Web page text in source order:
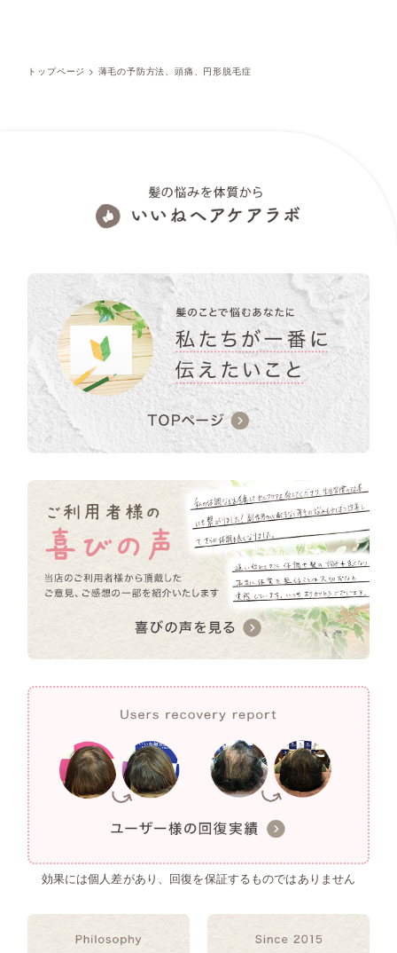
トップページ > 薄毛の予防方法、頭痛、円形脱毛症
効果には個人差があり、回復を保証するものではありません